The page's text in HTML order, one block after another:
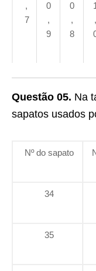
,
7
0
,
9
0
,
8
1
,
Questão 05. Na
sapatos usados
Nº do sapato
34
35